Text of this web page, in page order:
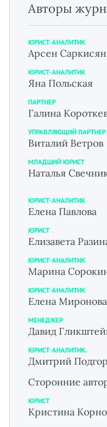
Авторы
ЮРИСТ-АНАЛИТИК
Арсен Саркисян
ЮРИСТ-АНАЛИТИК
Яна Польская
ПАРТНЕР
Галина
УПРАВЛЯЮЩИЙ ПАРТНЕР
Виталий Ветров
МЛАДШИЙ ЮРИСТ
Наталья
ЮРИСТ-АНАЛИТИК
Елена Павлова
ЮРИСТ
Елизавета
ЮРИСТ-АНАЛИТИК
Марина
ЮРИСТ-АНАЛИТИК
Елена Миронова
МЕНЕДЖЕР
Давид
ЮРИСТ-АНАЛИТИК.
Дмитрий
Сторонние
ЮРИСТ
Кристина